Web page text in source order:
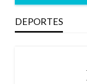
DEPORTES